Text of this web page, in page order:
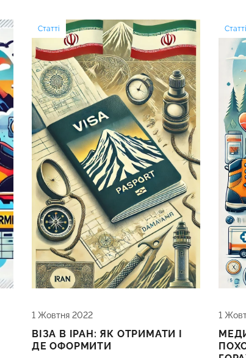
Статті
1 Жовтня 2022
ВІЗА В ІРАН: ЯК ОТРИМАТИ І
ДЕ ОФОРМИТИ
Статті
1